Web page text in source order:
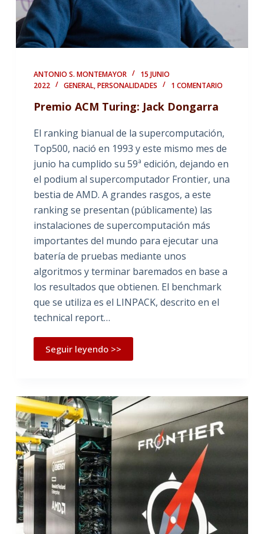
ANTONIO S. MONTEMAYOR
15 JUNIO
2022
GENERAL,PERSONALIDADES 1 COMENTARIO
Premio ACM Turing: Jack Dongarra
El ranking bianual de la supercomputación,
Top500, nació en 1993 y este mismo mes de
junio ha cumplido su 59ª edición, dejando en
el podium al supercomputador Frontier, una
bestia de AMD. A grandes rasgos, a este
ranking se presentan (públicamente) las
instalaciones de supercomputación más
importantes del mundo para ejecutar una
batería de pruebas mediante unos
algoritmos y terminar baremados en base a
los resultados que obtienen. El benchmark
que se utiliza es el LINPACK, descrito en el
technical report…
Seguir leyendo >>